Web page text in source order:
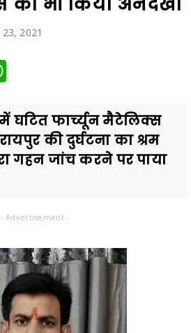
23, 2021
में घटित फार्च्यून मैटेलिक्स
की दुर्घटना का श्रम
गहन जांच करने पर पाया
- Advertisement -